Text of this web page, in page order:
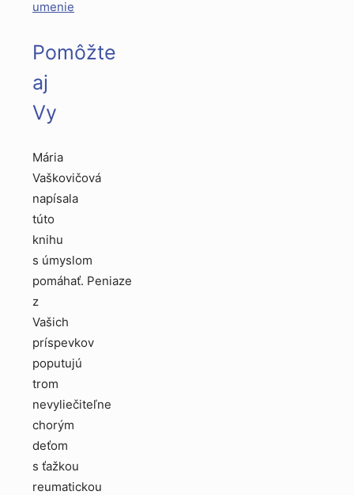
umenie
Pomôžte
aj
Vy
Mária
Vaškovičová
napísala
túto
knihu
s úmyslom
pomáhať. Peniaze
z
Vašich
príspevkov
poputujú
trom
nevyliečiteľne
chorým
deťom
s ťažkou
reumatickou